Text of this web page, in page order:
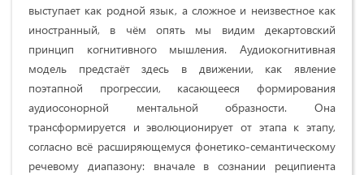
выступает как родной язык, а сложное и неизвестное как
иностранный, в чём опять мы видим декартовский
принцип когнитивного мышления. Аудиокогнитивная
модель предстаёт здесь в движении, как явление
поэтапной прогрессии, касающееся формирования
аудиосонорной ментальной образности. Она
трансформируется и эволюционирует от этапа к этапу,
согласно всё расширяющемуся фонетико-семантическому
речевому диапазону: вначале в сознании реципиента